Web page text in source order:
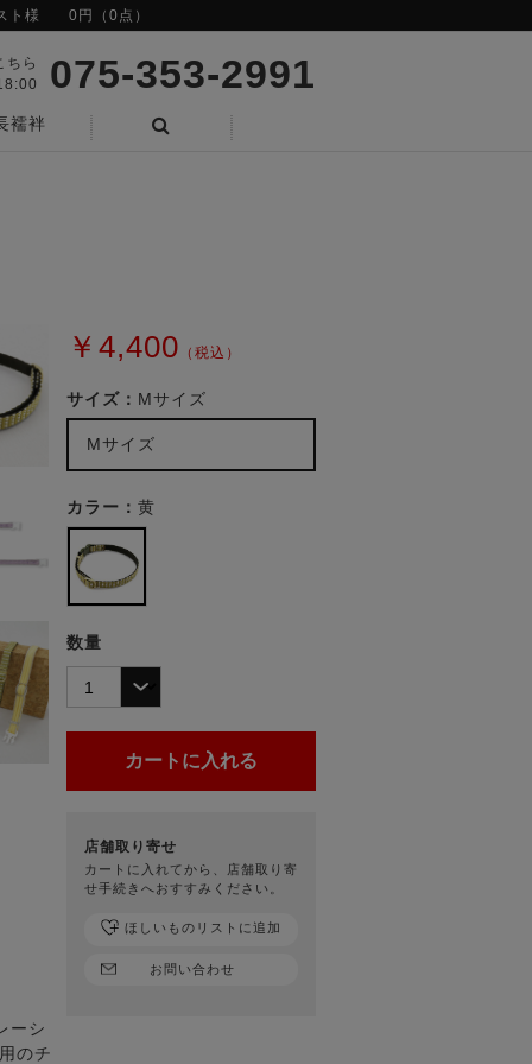
ト様 0円（0点）
ちら
075-353-2991
襦袢
ーシ
のチ
￥4,400 （税込）
サイズ： Mサイズ
Mサイズ
カラー： 黄
数量
店舗取り寄せ
カートに入れてから、店舗取り寄
せ手続きへおすすみください。
お問い合わせ
ほしいものリストに追加